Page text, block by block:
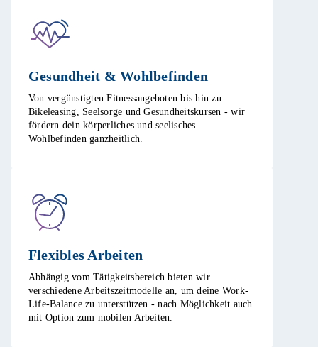
Gesundheit & Wohlbefinden​
Von vergünstigten Fitnessangeboten bis hin zu
Bikeleasing, Seelsorge und Gesundheitskursen - wir
fördern dein körperliches und seelisches
Wohlbefinden ganzheitlich.​
Flexibles Arbeiten ​
Abhängig vom Tätigkeitsbereich bieten wir
verschiedene Arbeitszeitmodelle an, um deine Work-
Life-Balance zu unterstützen - nach Möglichkeit auch
mit Option zum mobilen Arbeiten. ​